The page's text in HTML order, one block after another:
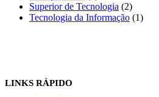
Superior de Tecnologia (2)
Tecnologia da Informação (1)
LINKS RÁPIDO